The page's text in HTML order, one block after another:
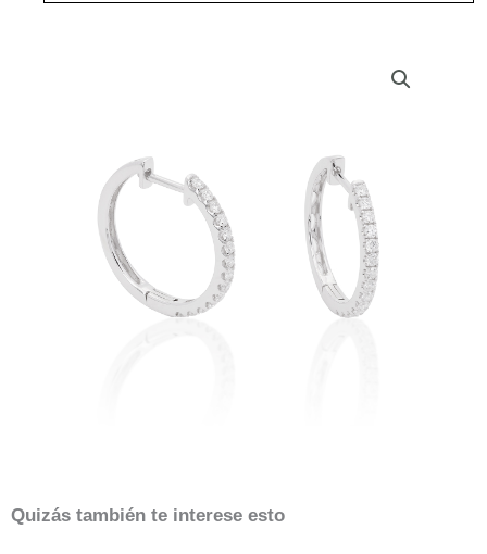
Quizás también te interese esto